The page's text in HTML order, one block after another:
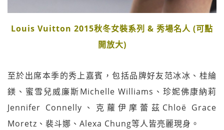
Louis Vuitton 2015秋冬女裝系列 & 秀場名人 (可點
開放大)
至於出席本季的秀上嘉賓，包括品牌好友范冰冰、桂綸
鎂、蜜雪兒威廉斯Michelle Williams、珍妮佛康納莉
Jennifer Connelly、克蘿伊摩蕾茲Chloë Grace
Moretz、裴斗娜、Alexa Chung等人皆亮麗現身。